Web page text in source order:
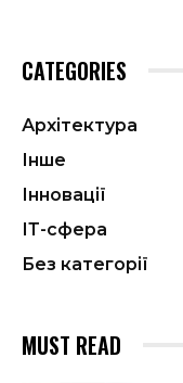
CATEGORIES
Архітектура
Інше
Інновації
ІТ-сфера
Без категорії
MUST READ